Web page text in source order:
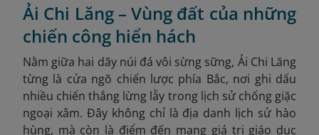
Ải Chi Lăng – Vùng đất của những
chiến công hiển hách
Nằm giữa hai dãy núi đá vôi sừng sững, Ải Chi Lăng
từng là cửa ngõ chiến lược phía Bắc, nơi ghi dấu
nhiều chiến thắng lừng lẫy trong lịch sử chống giặc
ngoại xâm. Đây không chỉ là địa danh lịch sử hào
hùng, mà còn là điểm đến mang giá trị giáo dục